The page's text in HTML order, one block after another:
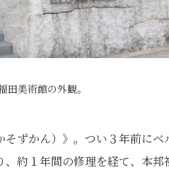
田美術館の外観。
ずかん）》。つい３年前に
約１年間の修理を経て、本邦